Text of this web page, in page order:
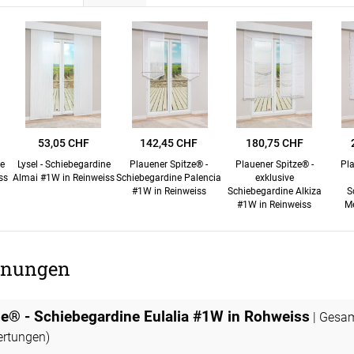
ÜBER UNS
Impressum
Datenschutz
FAQ
VERSAND
Kostenloser
Reklamation
Widerruf
53,05 CHF
Lysel - Schiebegardine
Almai #1W in Reinweiss
142,45 CHF
Plauener Spitze® -
Schiebegardine Palencia
#1W in Reinweiss
180,75 CHF
Plauener Spitze® -
exklusive
Schiebegardine Alkiza
#1W in Reinweiss
- Schiebegardine Eulalia #1W in Rohweiss |